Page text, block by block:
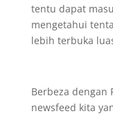
tentu dapat
mengetahui
lebih terbuka
Berbeza dengan
newsfeed kita